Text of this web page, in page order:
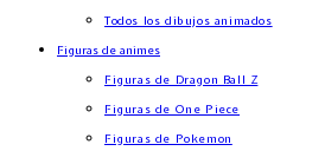
Todos los dibujos animados
Figuras de animes
Figuras de Dragon Ball Z
Figuras de One Piece
Figuras de Pokemon